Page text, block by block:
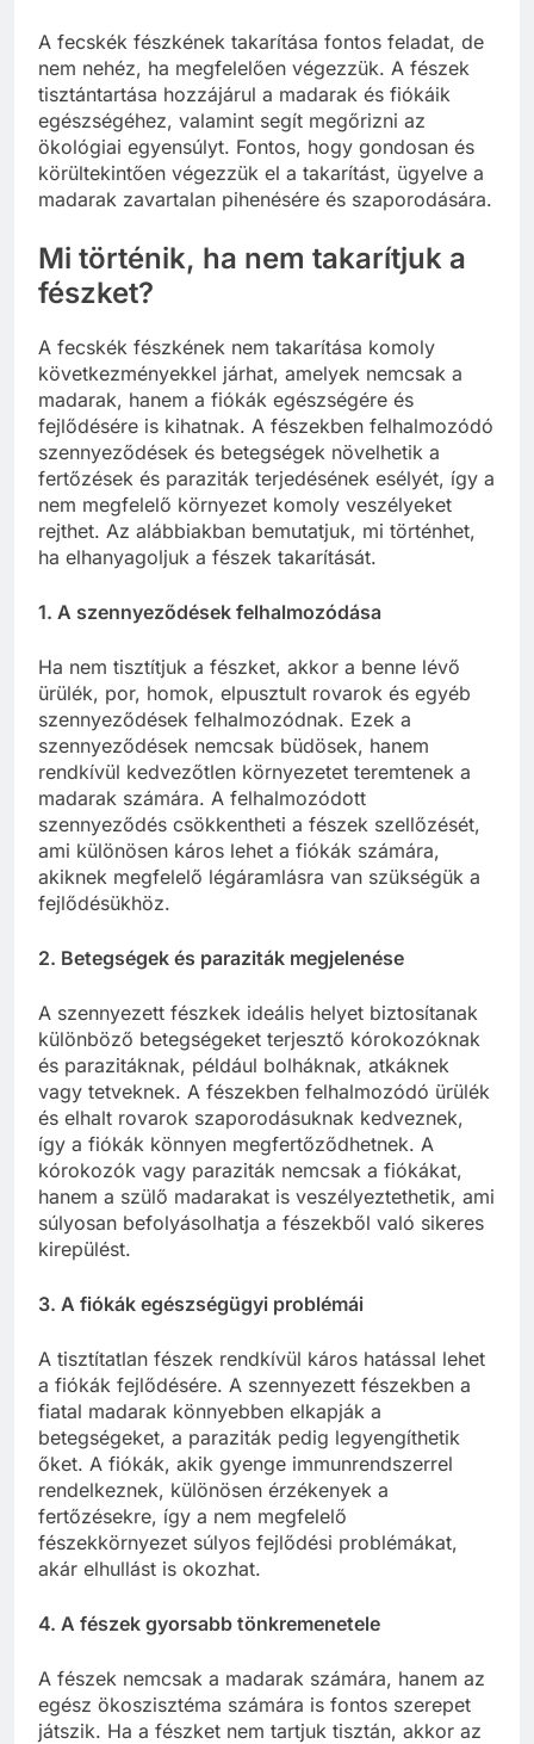
A fecskék fészkének takarítása fontos feladat, de
nem nehéz, ha megfelelően végezzük. A fészek
tisztántartása hozzájárul a madarak és fiókáik
egészségéhez, valamint segít megőrizni az
ökológiai egyensúlyt. Fontos, hogy gondosan és
körültekintően végezzük el a takarítást, ügyelve a
madarak zavartalan pihenésére és szaporodására.
Mi történik, ha nem takarítjuk a
fészket?
A fecskék fészkének nem takarítása komoly
következményekkel járhat, amelyek nemcsak a
madarak, hanem a fiókák egészségére és
fejlődésére is kihatnak. A fészekben felhalmozódó
szennyeződések és betegségek növelhetik a
fertőzések és paraziták terjedésének esélyét, így a
nem megfelelő környezet komoly veszélyeket
rejthet. Az alábbiakban bemutatjuk, mi történhet,
ha elhanyagoljuk a fészek takarítását.
1. A szennyeződések felhalmozódása
Ha nem tisztítjuk a fészket, akkor a benne lévő
ürülék, por, homok, elpusztult rovarok és egyéb
szennyeződések felhalmozódnak. Ezek a
szennyeződések nemcsak büdösek, hanem
rendkívül kedvezőtlen környezetet teremtenek a
madarak számára. A felhalmozódott
szennyeződés csökkentheti a fészek szellőzését,
ami különösen káros lehet a fiókák számára,
akiknek megfelelő légáramlásra van szükségük a
fejlődésükhöz.
2. Betegségek és paraziták megjelenése
A szennyezett fészkek ideális helyet biztosítanak
különböző betegségeket terjesztő kórokozóknak
és parazitáknak, például bolháknak, atkáknek
vagy tetveknek. A fészekben felhalmozódó ürülék
és elhalt rovarok szaporodásuknak kedveznek,
így a fiókák könnyen megfertőződhetnek. A
kórokozók vagy paraziták nemcsak a fiókákat,
hanem a szülő madarakat is veszélyeztethetik, ami
súlyosan befolyásolhatja a fészekből való sikeres
kirepülést.
3. A fiókák egészségügyi problémái
A tisztítatlan fészek rendkívül káros hatással lehet
a fiókák fejlődésére. A szennyezett fészekben a
fiatal madarak könnyebben elkapják a
betegségeket, a paraziták pedig legyengíthetik
őket. A fiókák, akik gyenge immunrendszerrel
rendelkeznek, különösen érzékenyek a
fertőzésekre, így a nem megfelelő
fészekkörnyezet súlyos fejlődési problémákat,
akár elhullást is okozhat.
4. A fészek gyorsabb tönkremenetele
A fészek nemcsak a madarak számára, hanem az
egész ökoszisztéma számára is fontos szerepet
játszik. Ha a fészket nem tartjuk tisztán, akkor az